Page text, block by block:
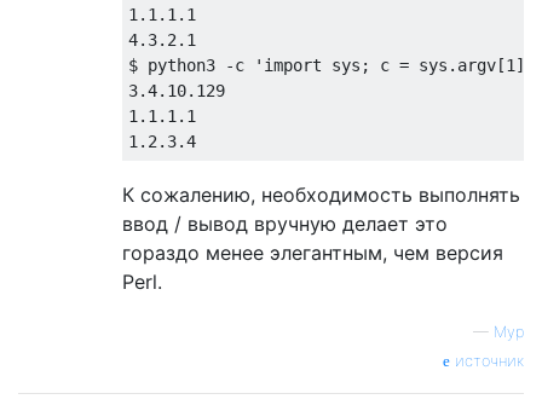
1.1.1.1
4.3.2.1
$ python3 -c 'import sys; c =
3.4.10.129
1.1.1.1
К сожалению, необходимость выполнять
ввод / вывод вручную делает это
гораздо менее элегантным, чем версия
Perl.
— Мур
источник